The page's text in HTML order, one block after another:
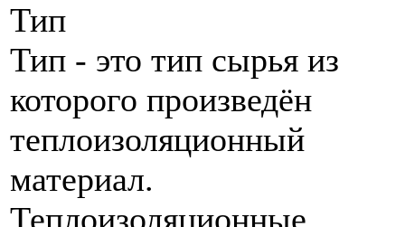
Тип
Тип - это тип сырья из
которого произведён
теплоизоляционный
материал.
Теплоизоляционные